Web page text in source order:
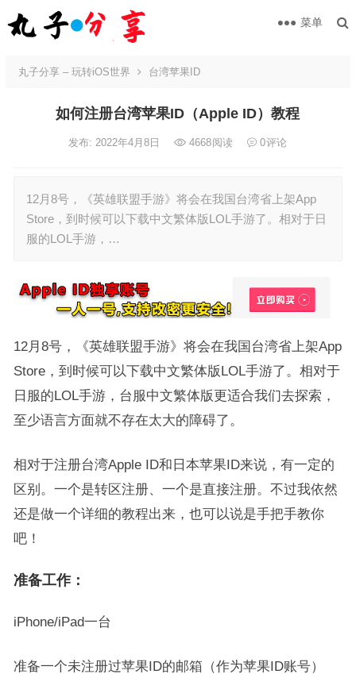
菜单
丸子分享 – 玩转iOS世界 台湾苹果ID
如何注册台湾苹果ID（Apple ID）教程
发布: 2022年4月8日 4668阅读 0评论
12月8号，《英雄联盟手游》将会在我国台湾省上架App
Store，到时候可以下载中文繁体版LOL手游了。相对于日
服的LOL手游，…
12月8号，《英雄联盟手游》将会在我国台湾省上架App
Store，到时候可以下载中文繁体版LOL手游了。相对于
日服的LOL手游，台服中文繁体版更适合我们去探索，
至少语言方面就不存在太大的障碍了。
相对于注册台湾Apple ID和日本苹果ID来说，有一定的
区别。一个是转区注册、一个是直接注册。不过我依然
还是做一个详细的教程出来，也可以说是手把手教你
吧！
准备工作：
iPhone/iPad一台
准备一个未注册过苹果ID的邮箱（作为苹果ID账号）